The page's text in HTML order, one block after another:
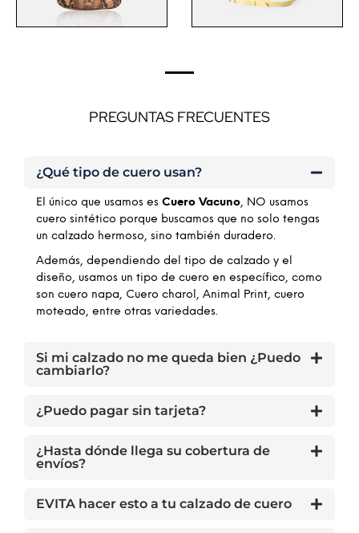
PREGUNTAS FRECUENTES
¿Qué tipo de cuero usan?
El único que usamos es Cuero Vacuno, NO usamos
cuero sintético porque buscamos que no solo tengas
un calzado hermoso, sino también duradero.
Además, dependiendo del tipo de calzado y el
diseño, usamos un tipo de cuero en específico, como
son cuero napa, Cuero charol, Animal Print, cuero
moteado, entre otras variedades.
Si mi calzado no me queda bien ¿Puedo
cambiarlo?
¿Puedo pagar sin tarjeta?
¿Hasta dónde llega su cobertura de
envíos?
EVITA hacer esto a tu calzado de cuero